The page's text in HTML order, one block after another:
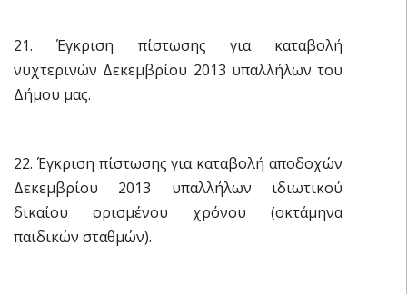
21. Έγκριση πίστωσης για καταβολή
νυχτερινών Δεκεμβρίου 2013 υπαλλήλων του
Δήμου μας.
22. Έγκριση πίστωσης για καταβολή αποδοχών
Δεκεμβρίου 2013 υπαλλήλων ιδιωτικού
δικαίου ορισμένου χρόνου (οκτάμηνα
παιδικών σταθμών).